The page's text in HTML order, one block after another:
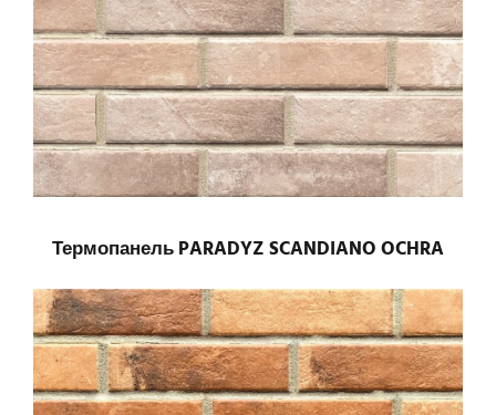
Термопанель PARADYZ SCANDIANO OCHRA